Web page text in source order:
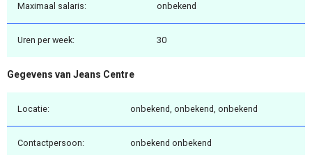
Maximaal salaris: onbekend
Uren per week: 30
Gegevens van Jeans Centre
Locatie: onbekend, onbekend, onbekend
Contactpersoon: onbekend onbekend